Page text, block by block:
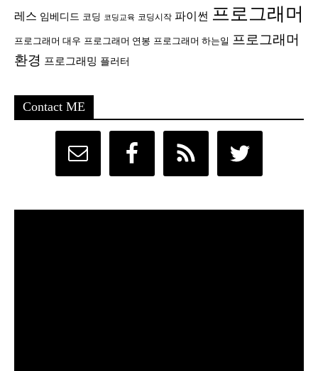
레스 임베디드 코딩 코딩교육 코딩시작 파이썬 프로그래머
프로그래머 대우 프로그래머 연봉 프로그래머 하는일 프로그래머
환경 프로그래밍 플러터
Contact ME